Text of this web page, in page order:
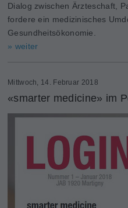
Dialog zwischen Ärzteschaft,
fordere ein medizinisches
Gesundheitsökonomie.
» weiter
Mittwoch, 14. Februar 2018
«smarter medicine» im